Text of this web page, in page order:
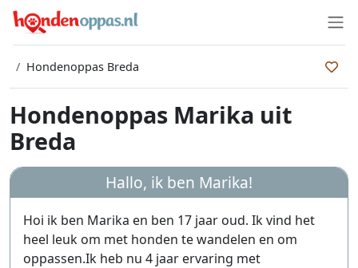
Hondenoppas Breda
Hondenoppas Marika uit
Breda
Hallo, ik ben Marika!
Hoi ik ben Marika en ben 17 jaar oud. Ik vind het
heel leuk om met honden te wandelen en om
oppassen.Ik heb nu 4 jaar ervaring met